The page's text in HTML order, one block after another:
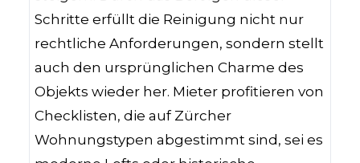
Schritte erfüllt die Reinigung nicht nur
rechtliche Anforderungen, sondern stellt
auch den ursprünglichen Charme des
Objekts wieder her. Mieter profitieren von
Checklisten, die auf Zürcher
Wohnungstypen abgestimmt sind, sei es